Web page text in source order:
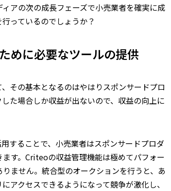
アの次の成長フェーズで小売業者を確実に成
っているのでしょうか？
めに必要なツールの提供
その基本となるのはやはりスポンサードプロ
た場合しか収益が出ないので、収益の向上に
することで、小売業者はスポンサードプロダ
す。Criteoの収益管理機能は極めてパフォー
ません。統合型のオークションを行うと、あ
アクセスできるようになって競争が激化し、